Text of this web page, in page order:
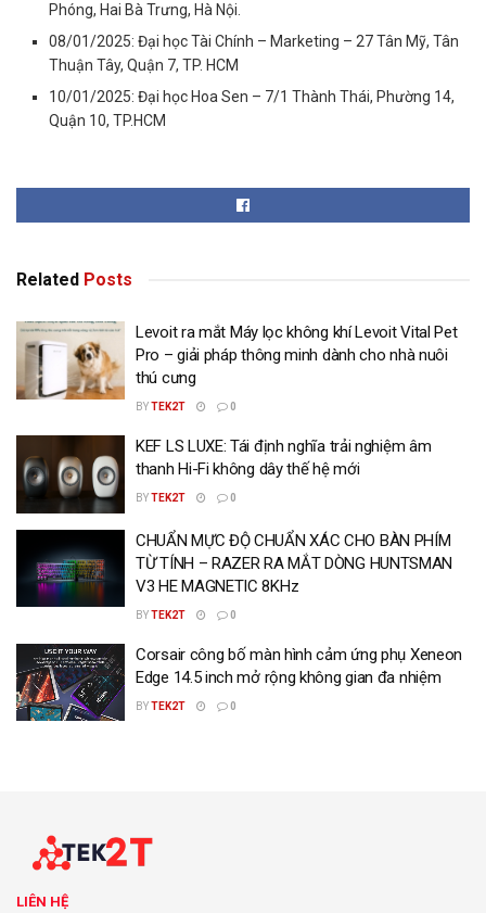
Phóng, Hai Bà Trưng, Hà Nội.
08/01/2025: Đại học Tài Chính – Marketing – 27 Tân Mỹ, Tân
Thuận Tây, Quận 7, TP. HCM
10/01/2025: Đại học Hoa Sen – 7/1 Thành Thái, Phường 14,
Quận 10, TP.HCM
Related Posts
Levoit ra mắt Máy lọc không khí Levoit Vital Pet
Pro – giải pháp thông minh dành cho nhà nuôi
thú cưng
BYTEK2T 0
KEF LS LUXE: Tái định nghĩa trải nghiệm âm
thanh Hi-Fi không dây thế hệ mới
BYTEK2T 0
CHUẨN MỰC ĐỘ CHUẨN XÁC CHO BÀN PHÍM
TỪ TÍNH – RAZER RA MẮT DÒNG HUNTSMAN
V3 HE MAGNETIC 8KHz
BYTEK2T 0
Corsair công bố màn hình cảm ứng phụ Xeneon
Edge 14.5 inch mở rộng không gian đa nhiệm
BYTEK2T 0
LIÊN HỆ